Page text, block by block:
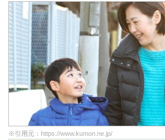
※引用元： https://www.kumon.ne.jp/